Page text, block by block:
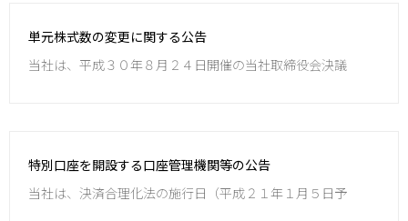
単元株式数の変更に関する公告
当社は、平成３０年８月２４日開催の当社取締役会決議
特別口座を開設する口座管理機関等の公告
当社は、決済合理化法の施行日（平成２１年１月５日予